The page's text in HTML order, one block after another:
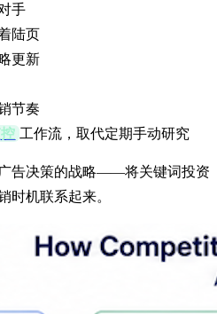
手
陆页
更新
节奏
工作流，取代定期手动研究
告决策的战略——将关键词投资
时机联系起来。